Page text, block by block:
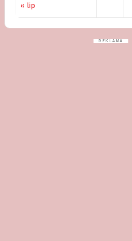
« lip